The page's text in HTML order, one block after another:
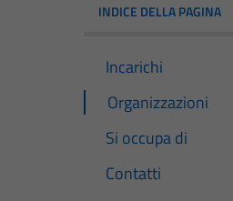
INDICE DELLA PAGINA
Incarichi
Organizzazioni
Si occupa di
Contatti